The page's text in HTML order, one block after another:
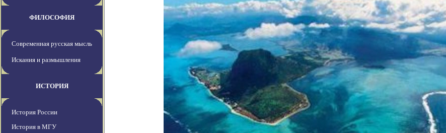
ФИЛОСОФИЯ
Современная русская мысль
Искания и размышления
ИСТОРИЯ
История России
История в МГУ